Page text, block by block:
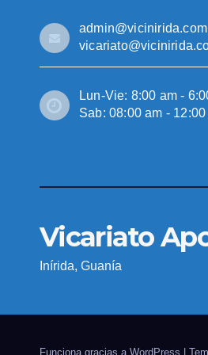
admin@vicinirida.com
Lun-Vie: 8:00 am -
Sab: 08:00 am -
Vicariato
Inírida, Guanía
Funciona gracias a WordPress